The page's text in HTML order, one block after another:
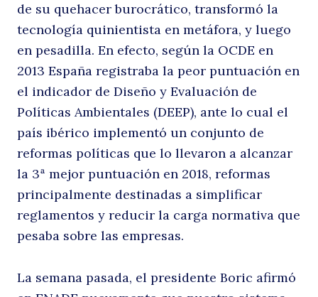
de su quehacer burocrático, transformó la
tecnología quinientista en metáfora, y luego
en pesadilla. En efecto, según la OCDE en
2013 España registraba la peor puntuación en
el indicador de Diseño y Evaluación de
Políticas Ambientales (DEEP), ante lo cual el
país ibérico implementó un conjunto de
reformas políticas que lo llevaron a alcanzar
la 3ª mejor puntuación en 2018, reformas
principalmente destinadas a simplificar
reglamentos y reducir la carga normativa que
pesaba sobre las empresas.
La semana pasada, el presidente Boric afirmó